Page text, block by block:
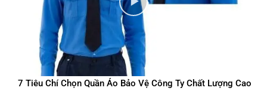
7 Tiêu Chí Chọn Quần Áo Bảo Vệ Công Ty Chất Lượng Cao